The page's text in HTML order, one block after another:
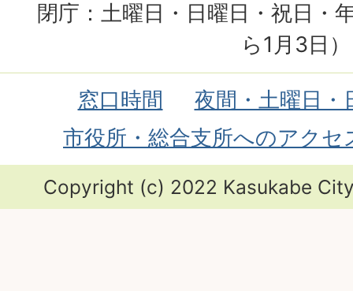
閉庁：土曜日・日曜日・祝日・
ら1月3日）
窓口時間
夜間・土曜日・
市役所・総合支所へのアクセ
Copyright (c) 2022 Kasukabe